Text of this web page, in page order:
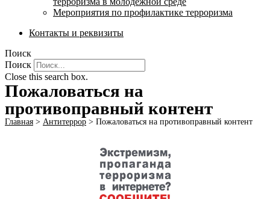
Мероприятия по профилактике терроризма
Контакты и реквизиты
Поиск
Поиск
Close this search box.
Пожаловаться на
противоправный контент
Главная > Антитеррор > Пожаловаться на противоправный контент